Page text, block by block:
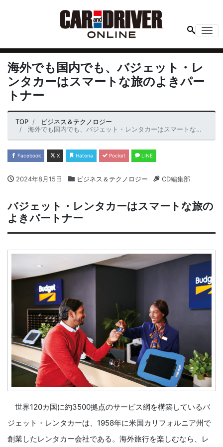
海外でも国内でも、バジェット・レ
ンタカーはスマートな旅のよきパー
トナー
TOP
ビジネス＆テクノロジー
海外でも国内でも、バジェット・レンタカーはスマートな旅のよきパートナー
Facebook X Hatena Pocket LINE
2024年8月15日 ビジネス＆テクノロジー CD編集部
バジェット・レンタカーはスマートな旅の
よきパートナー
世界120カ国に約3500拠点のサービス網を構築しているバ
ジェット・レンタカーは、1958年に米国カリフォルニア州で
創業したレンタカー会社である。海外旅行を楽しむなら、レ